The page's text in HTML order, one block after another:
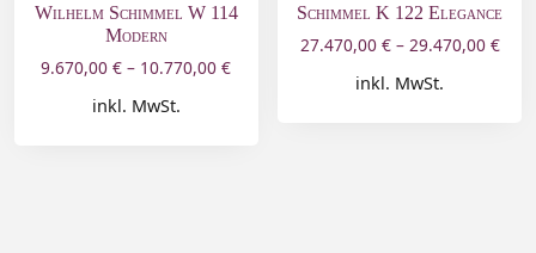
Wilhelm Schimmel W 114
Modern
9.670,00€ – 10.770,00€
inkl. MwSt.
Schimmel K 122 Elegance
27.470,00 €– 29.470,00 €
inkl. MwSt.